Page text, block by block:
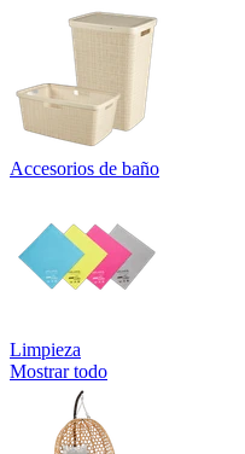
Accesorios de baño
Limpieza
Mostrar todo